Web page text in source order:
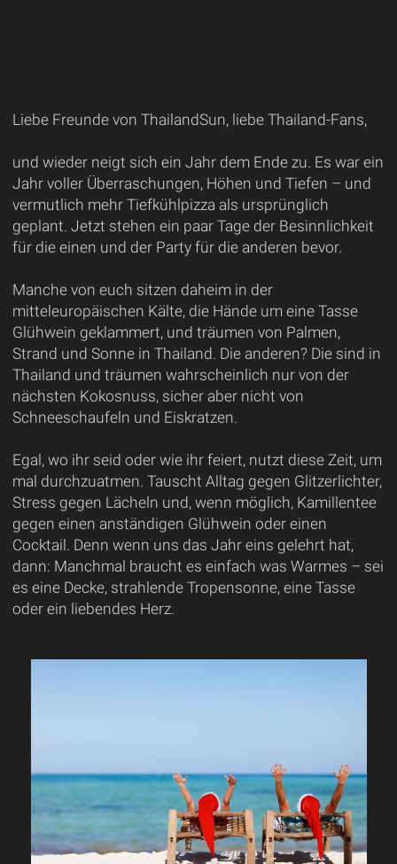
Liebe Freunde von ThailandSun, liebe Thailand-Fans,
und wieder neigt sich ein Jahr dem Ende zu. Es war ein
Jahr voller Überraschungen, Höhen und Tiefen – und
vermutlich mehr Tiefkühlpizza als ursprünglich
geplant. Jetzt stehen ein paar Tage der Besinnlichkeit
für die einen und der Party für die anderen bevor.
Manche von euch sitzen daheim in der
mitteleuropäischen Kälte, die Hände um eine Tasse
Glühwein geklammert, und träumen von Palmen,
Strand und Sonne in Thailand. Die anderen? Die sind in
Thailand und träumen wahrscheinlich nur von der
nächsten Kokosnuss, sicher aber nicht von
Schneeschaufeln und Eiskratzen.
Egal, wo ihr seid oder wie ihr feiert, nutzt diese Zeit, um
mal durchzuatmen. Tauscht Alltag gegen Glitzerlichter,
Stress gegen Lächeln und, wenn möglich, Kamillentee
gegen einen anständigen Glühwein oder einen
Cocktail. Denn wenn uns das Jahr eins gelehrt hat,
dann: Manchmal braucht es einfach was Warmes – sei
es eine Decke, strahlende Tropensonne, eine Tasse
oder ein liebendes Herz.